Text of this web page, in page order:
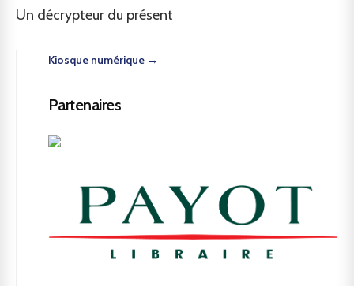
Un décrypteur du présent
Kiosque numérique →
Partenaires